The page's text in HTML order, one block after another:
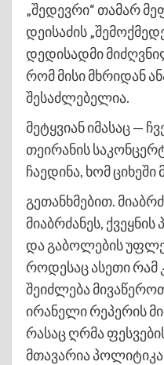
„შედევრი“ თამარ
დეისაძის
დედისადმი
რომ მისი მხრიდან
შესაძლებელია.
მეტყვიან იმასაც —
თეირანის
ჩაედინა, ხომ
გეთანხმებით.
მიაბრძანეს,
და გაბოლების
როდესაც ასეთი რამ
შეიძლება
ირანელი რეპერის
რასაც ღრმა
მთავარია